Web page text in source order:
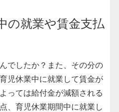
就業や賃金支払
でしたか？また、その分の
児休業中に就業して賃金が
っては給付金が減額される
、育児休業期間中に就業し